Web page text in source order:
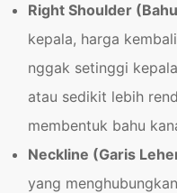
Right Shoulder
kepala, harga
nggak setinggi
atau sedikit lebih
membentuk bahu
Neckline (Garis
yang